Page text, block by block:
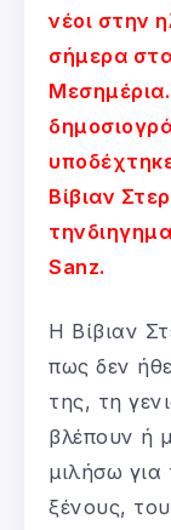
νέοι στην
σήμερα
Βίβιαν
Sanz.
Η Βίβιαν
πως δεν
της, τη
βλέπουν ή
μιλήσω για
ξένους,